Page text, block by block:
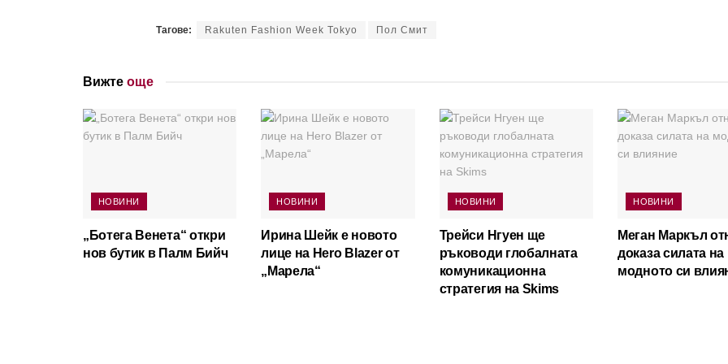
Тагове: Rakuten Fashion Week Tokyo Пол Смит
Вижте още
НОВИНИ
„Ботега Венета“ откри
нов бутик в Палм Бийч
НОВИНИ
Ирина Шейк е новото
лице на Hero Blazer от
„Марела“
НОВИНИ
Трейси Нгуен ще
ръководи глобалната
комуникационна
стратегия на Skims
НОВИНИ
Меган Маркъл
доказа силата на
модното си